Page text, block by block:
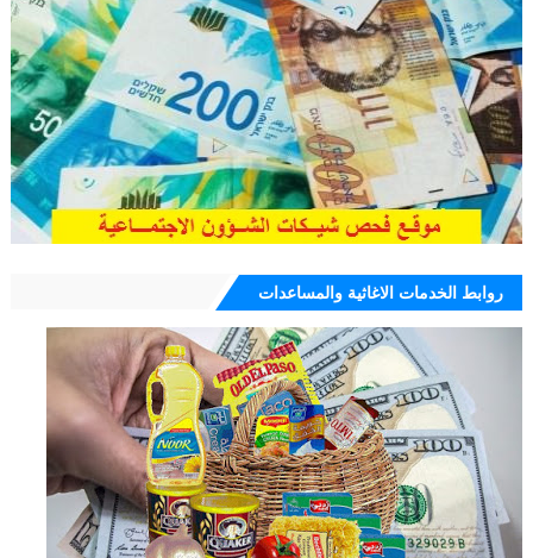
روابط الخدمات الاغاثية والمساعدات